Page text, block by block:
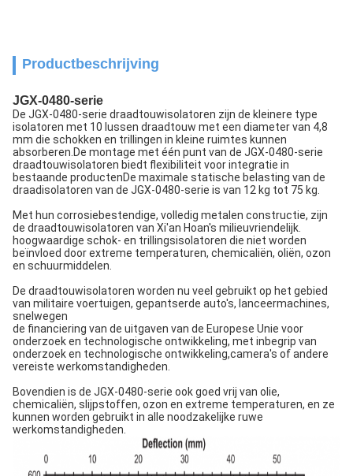
Productbeschrijving
JGX-0480-serie
De JGX-0480-serie draadtouwisolatoren zijn de kleinere type
isolatoren met 10 lussen draadtouw met een diameter van 4,8
mm die schokken en trillingen in kleine ruimtes kunnen
absorberen.De montage met één punt van de JGX-0480-serie
draadtouwisolatoren biedt flexibiliteit voor integratie in
bestaande productenDe maximale statische belasting van de
draadisolatoren van de JGX-0480-serie is van 12 kg tot 75 kg.
Met hun corrosiebestendige, volledig metalen constructie, zijn
de draadtouwisolatoren van Xi'an Hoan's milieuvriendelijk.
hoogwaardige schok- en trillingsisolatoren die niet worden
beïnvloed door extreme temperaturen, chemicaliën, oliën, ozon
en schuurmiddelen.
De draadtouwisolatoren worden nu veel gebruikt op het gebied
van militaire voertuigen, gepantserde auto's, lanceermachines,
snelwegen
de financiering van de uitgaven van de Europese Unie voor
onderzoek en technologische ontwikkeling, met inbegrip van
onderzoek en technologische ontwikkeling,camera's of andere
vereiste werkomstandigheden.
Bovendien is de JGX-0480-serie ook goed vrij van olie,
chemicaliën, slijpstoffen, ozon en extreme temperaturen, en ze
kunnen worden gebruikt in alle noodzakelijke ruwe
werkomstandigheden.